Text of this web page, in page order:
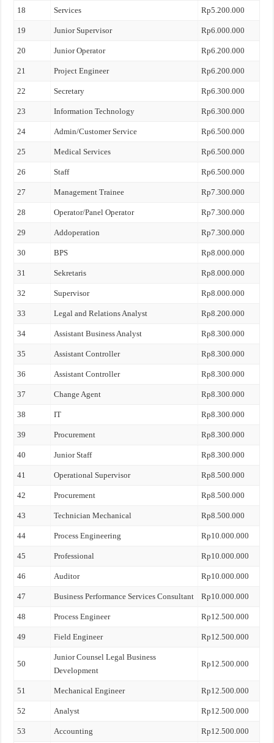
18 Services Rp5.200.000
19 Junior Supervisor Rp6.000.000
20 Junior Operator Rp6.200.000
21 Project Engineer Rp6.200.000
22 Secretary Rp6.300.000
23 Information Technology Rp6.300.000
24 Admin/Customer Service Rp6.500.000
25 Medical Services Rp6.500.000
26 Staff Rp6.500.000
27 Management Trainee Rp7.300.000
28 Operator/Panel Operator Rp7.300.000
29 Addoperation Rp7.300.000
30 BPS Rp8.000.000
31 Sekretaris Rp8.000.000
32 Supervisor Rp8.000.000
33 Legal and Relations Analyst Rp8.200.000
34 Assistant Business Analyst Rp8.300.000
35 Assistant Controller Rp8.300.000
36 Assistant Controller Rp8.300.000
37 Change Agent Rp8.300.000
38 IT Rp8.300.000
39 Procurement Rp8.300.000
40 Junior Staff Rp8.300.000
41 Operational Supervisor Rp8.500.000
42 Procurement Rp8.500.000
43 Technician Mechanical Rp8.500.000
44 Process Engineering Rp10.000.000
45 Professional Rp10.000.000
46 Auditor Rp10.000.000
47 Business Performance Services Consultant Rp10.000.000
48 Process Engineer Rp12.500.000
49 Field Engineer Rp12.500.000
50
Junior Counsel Legal Business
Development
Rp12.500.000
51 Mechanical Engineer Rp12.500.000
52 Analyst Rp12.500.000
53 Accounting Rp12.500.000